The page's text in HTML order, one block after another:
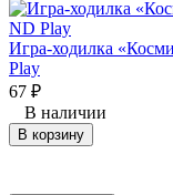
Игра-ходилка
Play
67 ₽
В наличии
В корзину